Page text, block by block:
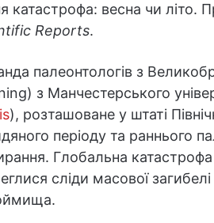
катастрофа: весна чи літо.
Reports.
палеонтологів з
з Манчестерського
), розташоване у штаті
періоду та раннього
Глобальна катастрофа
сліди масової